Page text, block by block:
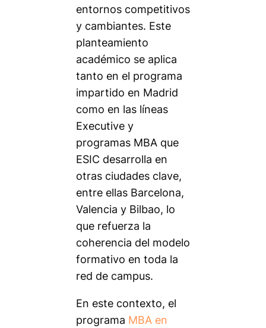
entornos competitivos
y cambiantes. Este
planteamiento
académico se aplica
tanto en el programa
impartido en Madrid
como en las líneas
Executive y
programas MBA que
ESIC desarrolla en
otras ciudades clave,
entre ellas Barcelona,
Valencia y Bilbao, lo
que refuerza la
coherencia del modelo
formativo en toda la
red de campus.
En este contexto, el
programa MBA en